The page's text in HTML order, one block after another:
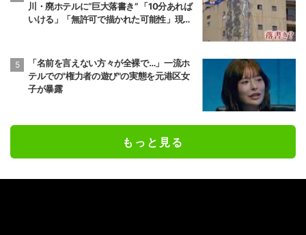
川・廃ホテルに“巨大落書き” 「10分あれば
いける」「無許可で描かれた可能性」現役
「名前を言えない方々が全裸で…」一流ホ
テルでの"権力者の遊び"の実態を元港区女
子が暴露
もっと見る